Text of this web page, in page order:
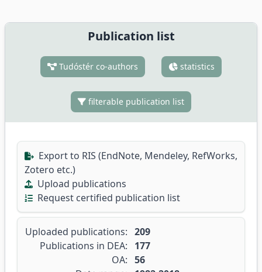
Publication list
Tudóstér co-authors statistics
filterable publication list
Export to RIS (EndNote, Mendeley, RefWorks,
Zotero etc.)
Upload publications
Request certified publication list
Uploaded publications: 209
Publications in DEA:
177
OA: 56